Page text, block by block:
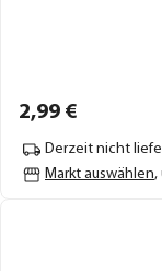
2,99 €
Derzeit nicht
Markt auswählen,